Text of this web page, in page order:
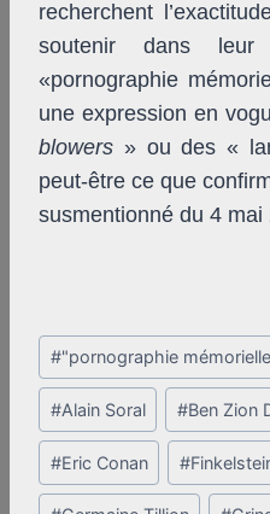
recherchent
soutenir dans
«pornographie
une expression en
blowers » ou des «
peut-être ce que
susmentionné du 4 mai
Post
Tags:
#"pornographie
#Alain Soral #Ben Zion
#Eric Conan #